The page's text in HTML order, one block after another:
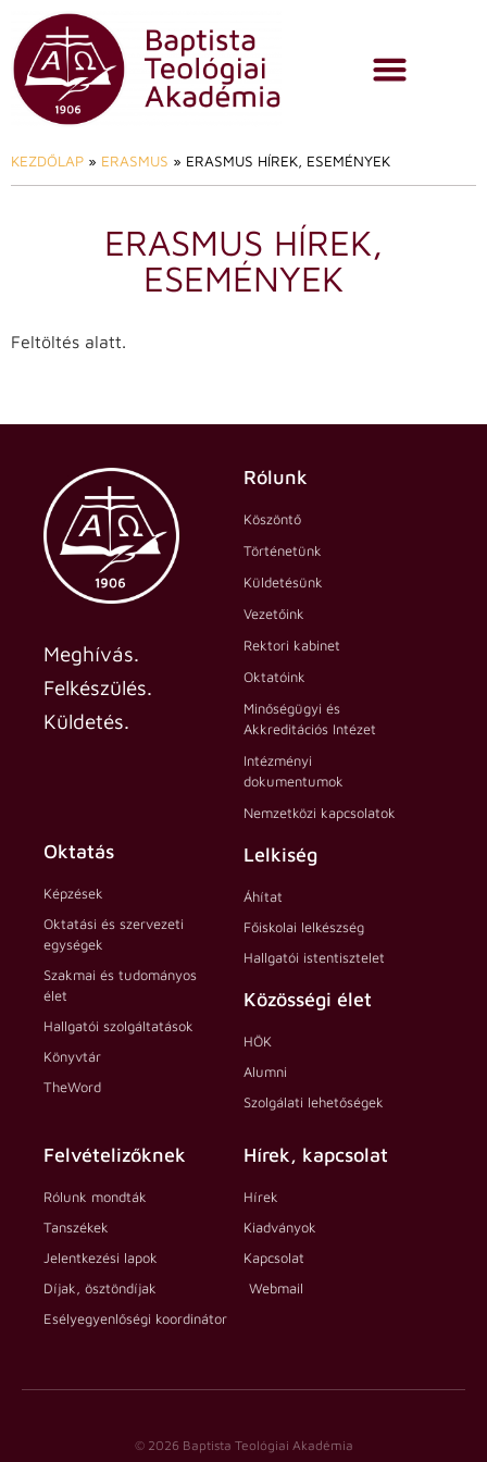
KEZDŐLAP » ERASMUS » ERASMUS HÍREK, ESEMÉNYEK
ERASMUS HÍREK,
ESEMÉNYEK
Feltöltés alatt.
Meghívás.
Felkészülés.
Küldetés.
Rólunk
Köszöntő
Történetünk
Küldetésünk
Vezetőink
Rektori kabinet
Oktatóink
Minőségügyi és
Akkreditációs Intézet
Intézményi
dokumentumok
Nemzetközi kapcsolatok
Oktatás
Képzések
Oktatási és szervezeti
egységek
Szakmai és tudományos
élet
Hallgatói szolgáltatások
Könyvtár
TheWord
Lelkiség
Áhítat
Főiskolai lelkészség
Hallgatói istentisztelet
Közösségi élet
HÖK
Alumni
Szolgálati lehetőségek
Felvételizőknek
Rólunk mondták
Tanszékek
Jelentkezési lapok
Díjak, ösztöndíjak
Esélyegyenlőségi koordinátor
Hírek, kapcsolat
Hírek
Kiadványok
Kapcsolat
Webmail
© 2026 Baptista Teológiai Akadémia